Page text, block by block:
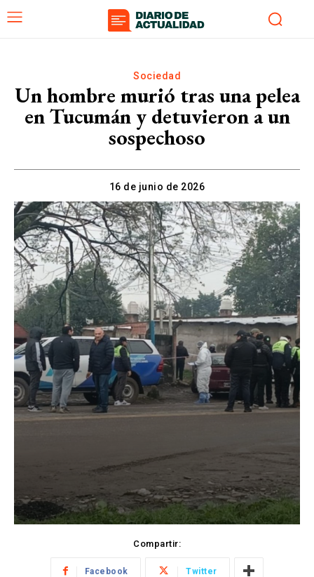
Sociedad
Un hombre murió tras una pelea
en Tucumán y detuvieron a un
sospechoso
16 de junio de 2026
Compartir:
Facebook Twitter